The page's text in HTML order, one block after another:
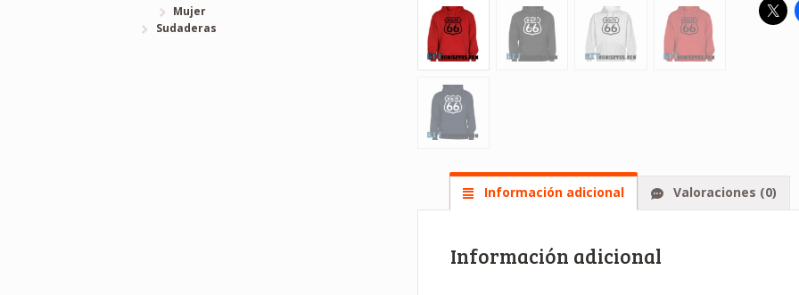
Información adicional Valoraciones (0)
Información adicional
Mujer
Sudaderas